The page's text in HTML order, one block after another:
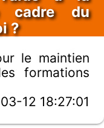
cadre du
?
le maintien
formations
12 18:27:01